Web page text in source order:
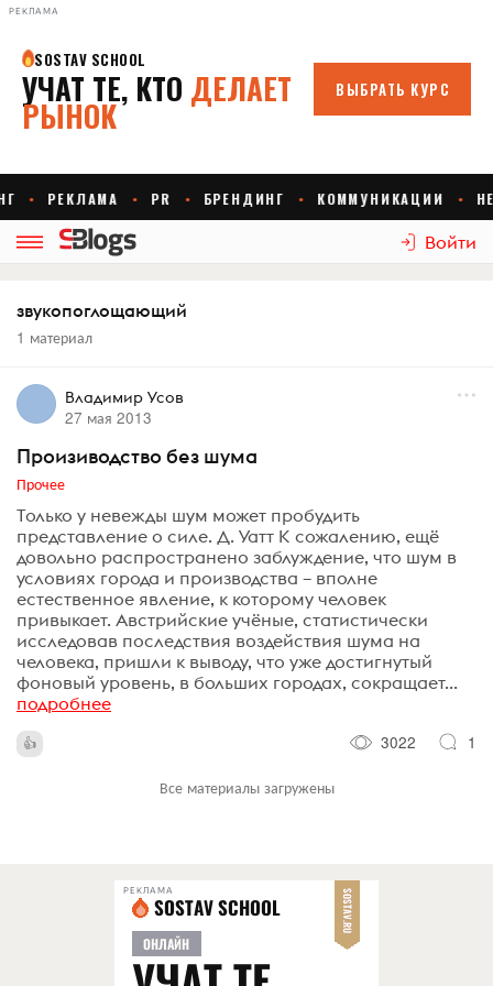
РЕКЛАМА
Войти
звукопоглощающий
1 материал
Владимир Усов
27 мая 2013
Произиводство без шума
Прочее
Только у невежды шум может пробудить
представление о силе. Д. Уатт К сожалению, ещё
довольно распространено заблуждение, что шум в
условиях города и производства – вполне
естественное явление, к которому человек
привыкает. Австрийские учёные, статистически
исследовав последствия воздействия шума на
человека, пришли к выводу, что уже достигнутый
фоновый уровень, в больших городах, сокращает...
подробнее
3022
1
Все материалы загружены
РЕКЛАМА